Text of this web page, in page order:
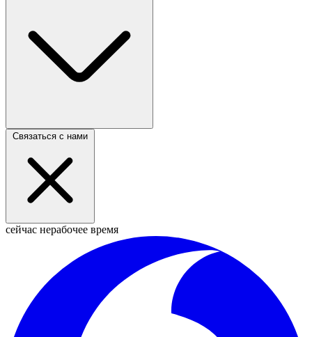
Связаться с нами
сейчас нерабочее время